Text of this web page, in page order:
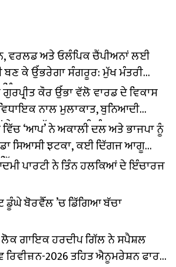
ਵਰਲਡ ਅਤੇ ਓਲੰਪਿਕ ਚੈਂਪੀਅਨਾਂ ਲਈ
ਬਣ ਕੇ ਉੱਭਰੇਗਾ ਸੰਗਰੂਰ: ਮੁੱਖ ਮੰਤਰੀ
ਮਾਨਕੌਰ ਉੱਭਾ ਵੱਲੋ ਵਾਰਡ ਦੇ ਵਿਕਾਸ
ਨਾਲ ਮੁਲਾਕਾਤ, ਬੁਨਿਆਦੀ
ਦੇ ਜਲਦ ਹੱਲ ਕਰਨ ਦੀ ਮੰਗ
‘ਆਪ’ ਨੇ ਅਕਾਲੀ ਦਲ ਅਤੇ ਭਾਜਪਾ ਨੂੰ
ਸਿਆਸੀ ਝਟਕਾ, ਕਈ ਦਿੱਗਜ ਆਗੂ
ਸ਼ਾਮਲ
ਪਾਰਟੀ ਨੇ ਤਿੰਨ ਹਲਕਿਆਂ ਦੇ ਇੰਚਾਰਜ
ਡੂੰਘੇ ਬੋਰਵੈੱਲ ’ਚ ਡਿੱਗਿਆ ਬੱਚਾ
ਲੋਕ ਗਾਇਕ ਹਰਦੀਪ ਗਿੱਲ ਨੇ ਸਪੈਸ਼ਲ
ਰਿਵੀਜ਼ਨ-2026 ਤਹਿਤ ਐਨੂਮਰੇਸ਼ਨ ਫਾਰਮ